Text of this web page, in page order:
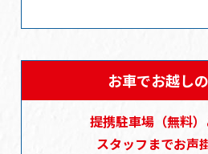
お車でお越し
提携駐車場 （無料）
スタッフまでお声